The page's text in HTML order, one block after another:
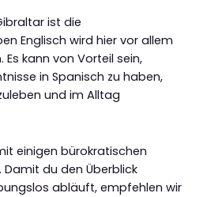
ist die
Englisch wird hier vor allem
kann von Vorteil sein,
in Spanisch zu haben,
und im Alltag
einigen bürokratischen
du den Überblick
abläuft, empfehlen wir